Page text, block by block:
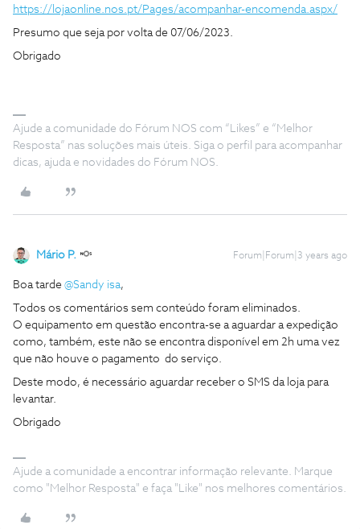
https://lojaonline.nos.pt/Pages/acompanhar-encomenda.aspx/
Presumo que seja por volta de 07/06/2023.
Obrigado
Ajude a comunidade do Fórum NOS com “Likes” e “Melhor
Resposta” nas soluções mais úteis. Siga o perfil para acompanhar
dicas, ajuda e novidades do Fórum NOS.
Mário P. Forum|Forum|3 years ago
Boa tarde @Sandy isa,
Todos os comentários sem conteúdo foram eliminados.
O equipamento em questão encontra-se a aguardar a expedição
como, também, este não se encontra disponível em 2h uma vez
que não houve o pagamento do serviço.
Deste modo, é necessário aguardar receber o SMS da loja para
levantar.
Obrigado
Ajude a comunidade a encontrar informação relevante. Marque
como "Melhor Resposta" e faça "Like" nos melhores comentários.